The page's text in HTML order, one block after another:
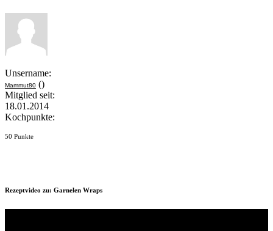
Unsername:
Mammut80 ()
Mitglied seit:
18.01.2014
Kochpunkte:
50 Punkte
Rezeptvideo zu: Garnelen Wraps